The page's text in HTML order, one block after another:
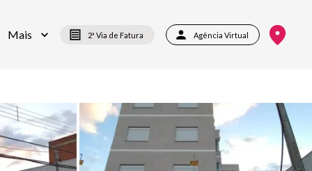
Mais 2ª Via de Fatura Agência Virtual